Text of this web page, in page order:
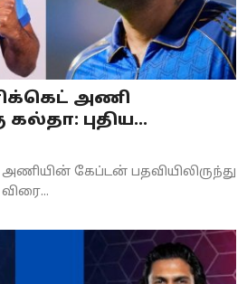
அணி
கல்தா: புதிய...
அணியின் கேப்டன் பதவியிலிருந்து